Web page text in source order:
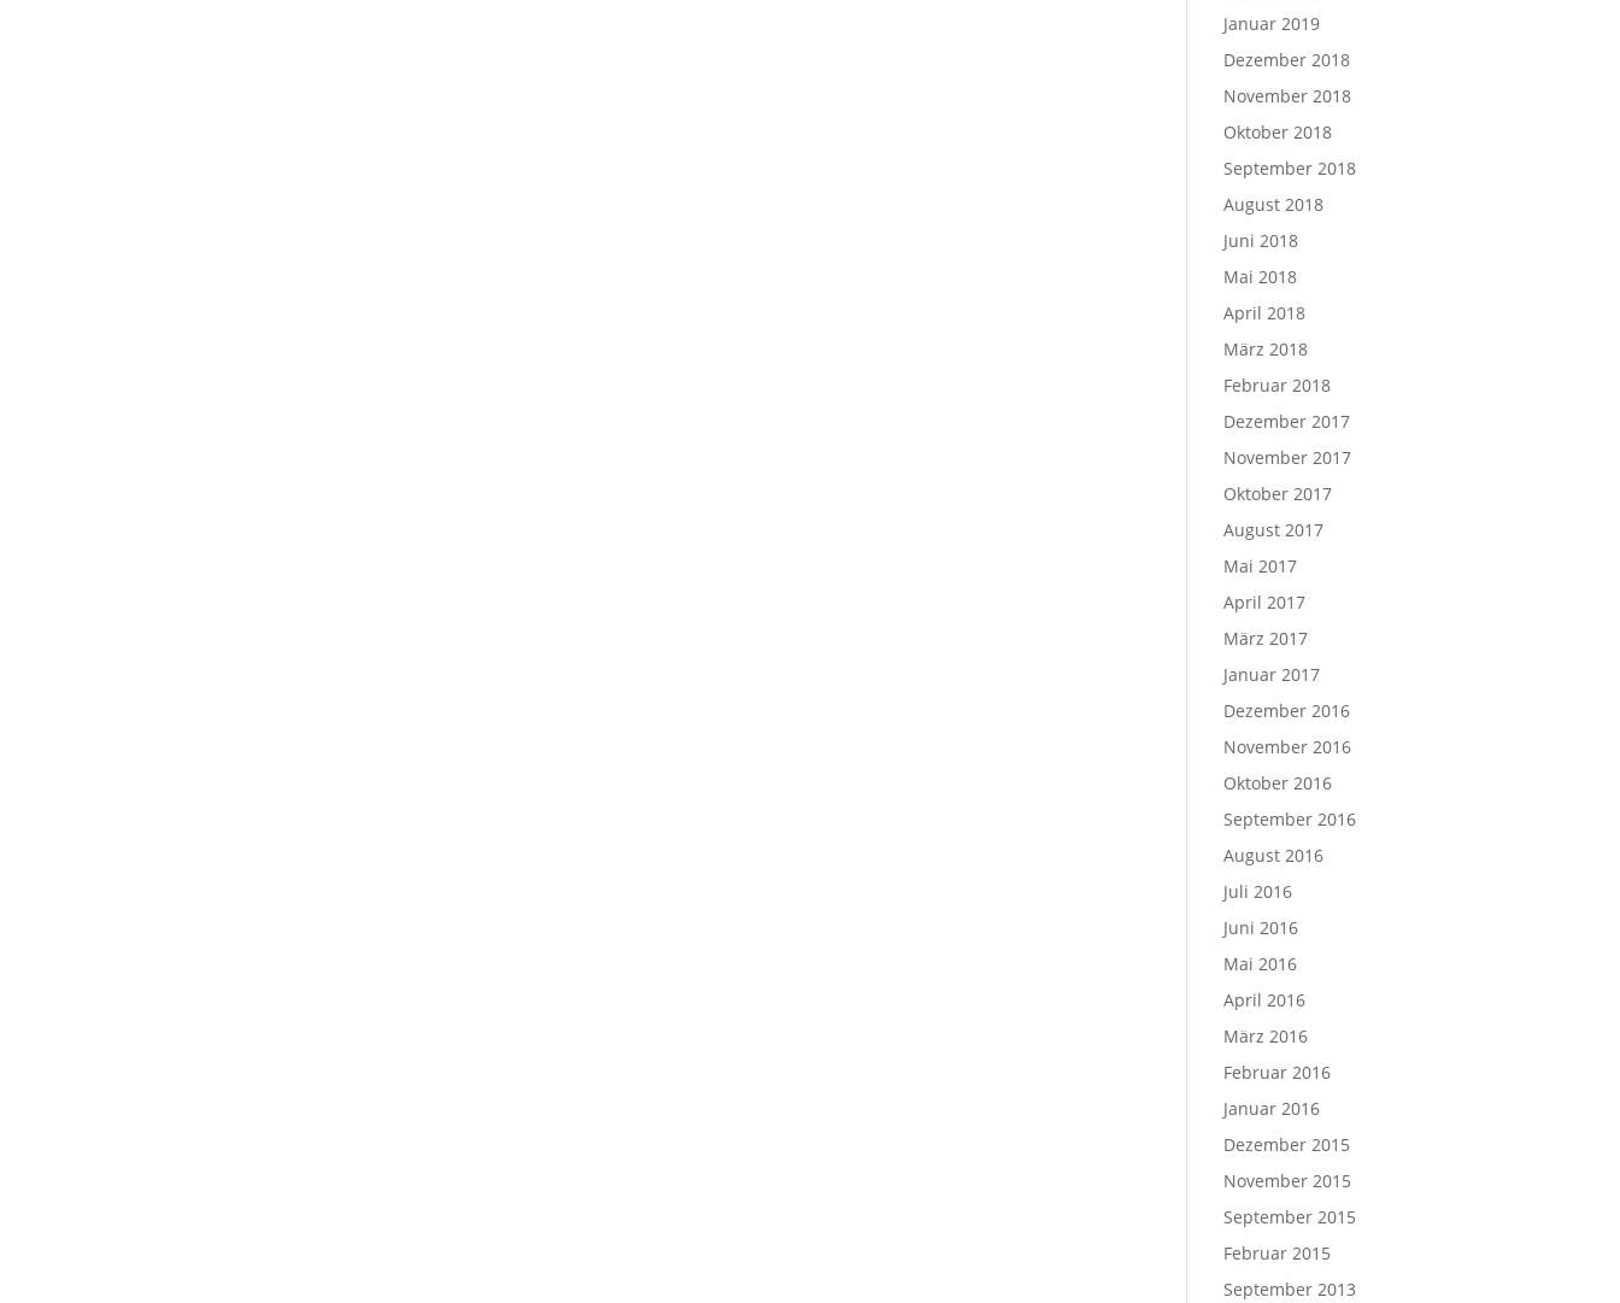
Januar 2019
Dezember 2018
November 2018
Oktober 2018
September 2018
August 2018
Juni 2018
Mai 2018
April 2018
März 2018
Februar 2018
Dezember 2017
November 2017
Oktober 2017
August 2017
Mai 2017
April 2017
März 2017
Januar 2017
Dezember 2016
November 2016
Oktober 2016
September 2016
August 2016
Juli 2016
Juni 2016
Mai 2016
April 2016
März 2016
Februar 2016
Januar 2016
Dezember 2015
November 2015
September 2015
Februar 2015
September 2013